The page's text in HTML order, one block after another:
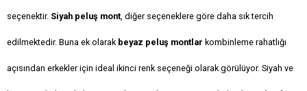
seçenektir. Siyah peluş mont, diğer seçeneklere göre daha sık tercih
edilmektedir. Buna ek olarak beyaz peluş montlar kombinleme rahatlığı
açısından erkekler için ideal ikinci renk seçeneği olarak görülüyor. Siyah ve